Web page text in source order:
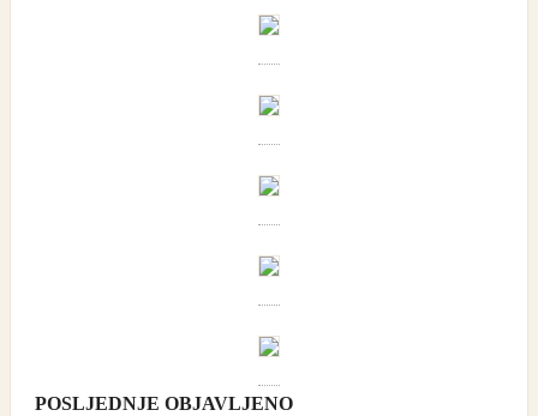
POSLJEDNJE OBJAVLJENO